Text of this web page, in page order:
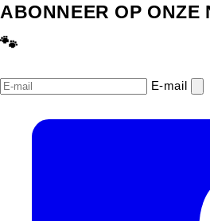
ABONNEER OP ONZE
🐾
E‑mail